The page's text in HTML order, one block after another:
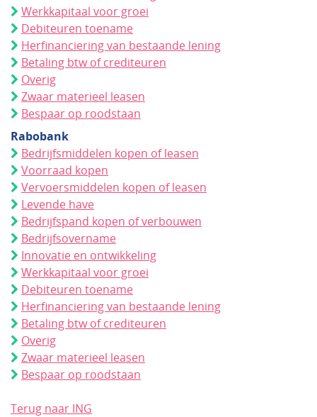
Werkkapitaal voor groei
Debiteuren toename
Herfinanciering van bestaande lening
Betaling btw of crediteuren
Overig
Zwaar materieel leasen
Bespaar op roodstaan
Rabobank
Bedrijfsmiddelen kopen of leasen
Voorraad kopen
Vervoersmiddelen kopen of leasen
Levende have
Bedrijfspand kopen of verbouwen
Bedrijfsovername
Innovatie en ontwikkeling
Werkkapitaal voor groei
Debiteuren toename
Herfinanciering van bestaande lening
Betaling btw of crediteuren
Overig
Zwaar materieel leasen
Bespaar op roodstaan
Terug naar ING